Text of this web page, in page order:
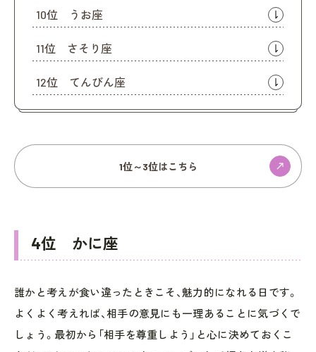
10位 うお座
11位 さそり座
12位 てんびん座
1位～3位はこちら
4位 かに座
誰かと考えが食い違ったときこそ、魅力的になれる日です。
よくよく考えれば、相手の意見にも一理あることに気づくで
しょう。最初から「相手を尊重しよう」と心に決めておくこ